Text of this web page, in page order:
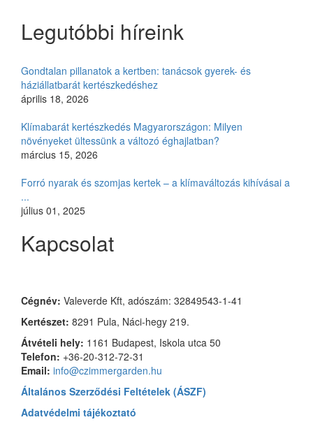
Legutóbbi híreink
Gondtalan pillanatok a kertben: tanácsok gyerek- és
háziállatbarát kertészkedéshez
április 18, 2026
Klímabarát kertészkedés Magyarországon: Milyen
növényeket ültessünk a változó éghajlatban?
március 15, 2026
Forró nyarak és szomjas kertek – a klímaváltozás kihívásai a
...
július 01, 2025
Kapcsolat
Cégnév: Valeverde Kft, adószám: 32849543-1-41
Kertészet: 8291 Pula, Náci-hegy 219.
Átvételi hely: 1161 Budapest, Iskola utca 50
Telefon: +36-20-312-72-31
Email: info@czimmergarden.hu
Általános Szerződési Feltételek (ÁSZF)
Adatvédelmi tájékoztató